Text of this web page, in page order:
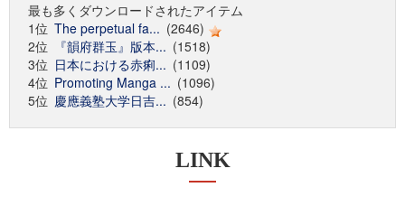
最も多くダウンロードされたアイテム
1位 The perpetual fa... (2646)
2位
『韻府群玉』版本... (1518)
3位 日本における赤痢... (1109)
4位 Promoting Manga ... (1096)
5位 慶應義塾大学日吉... (854)
LINK